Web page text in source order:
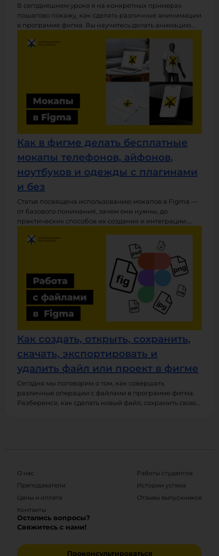
В сегодняшнем уроке я на конкретных примерах
пошагово покажу, как сделать различные анинимации
в программе фигма. Вы научитесь делать анимацию
презентаций. Также вы узнаете, какой плагин можно
использовать чтобы сохранить (экспортировать)
анимацию в видео или гиф-формате.
Как в фигме делать бесплатные
мокапы телефонов, айфонов,
ноутбуков и одежды с плагинами
и без
Статья посвящена использованию мокапов в Figma —
от базового понимания, зачем они нужны, до
практических способов их создания и интеграции.
мокапов, так и применение плагинов, ресурсов Figma
Community и внешних инструментов, таких как
Photoshop или онлайн-редакторы. Материал будет
полезен дизайнерам, желающим профессионально
презентовать свои работы в портфолио или
клиентским проектам.
Как создать, открыть, сохранить,
скачать, экспортировать и
удалить файл или проект в фигме
Сегодня мы поговорим о том, как совершать
различные операции с файлами в программе фигма.
Разберемся, как сделать новый файл, сохранить свою
О нас
Преподаватели
Цены и оплата
Контакты
Работы студентов
Истории успеха
Отзывы выпускников
Остались вопросы?
Свяжитесь с нами!
Проконсультироваться